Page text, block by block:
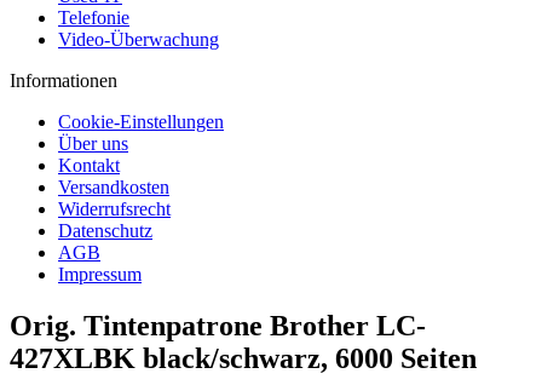
Telefonie
Video-Überwachung
Informationen
Cookie-Einstellungen
Über uns
Kontakt
Versandkosten
Widerrufsrecht
Datenschutz
AGB
Impressum
Orig. Tintenpatrone Brother LC-
427XLBK black/schwarz, 6000 Seiten